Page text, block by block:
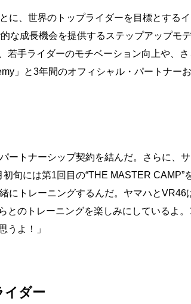
、世界のトップライダーを目標とするイ
な成長機会を提供するステップアップモ
若手ライダーのモチベーション向上や、
」と3年間のオフィシャル・パートナー
ートナーシップ契約を結んだ。さらに、サ
旬には第1回目の“THE MASTER CAMP”
にトレーニングするんだ。ヤマハとVR46
とのトレーニングを楽しみにしているよ
うよ！」
イダー